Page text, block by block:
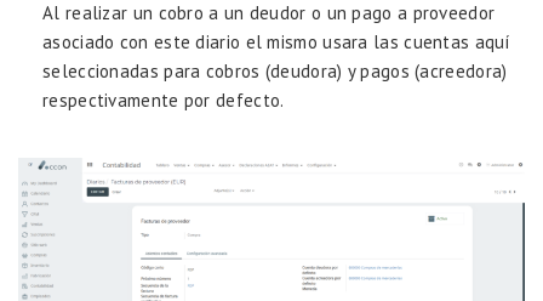
Al realizar un cobro a un deudor o un pago a proveedor
asociado con este diario el mismo usara las cuentas aquí
seleccionadas para cobros (deudora) y pagos (acreedora)
respectivamente por defecto.